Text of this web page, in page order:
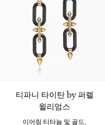
티파니 타이탄 by 퍼렐
윌리엄스
이어링 티타늄 및 골드,